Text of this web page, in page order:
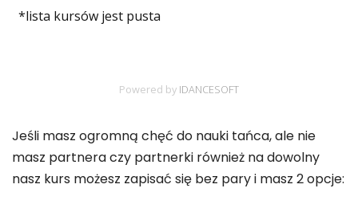
Jeśli masz ogromną chęć do nauki tańca, ale nie
masz partnera czy partnerki również na dowolny
nasz kurs możesz zapisać się bez pary i masz 2 opcje: